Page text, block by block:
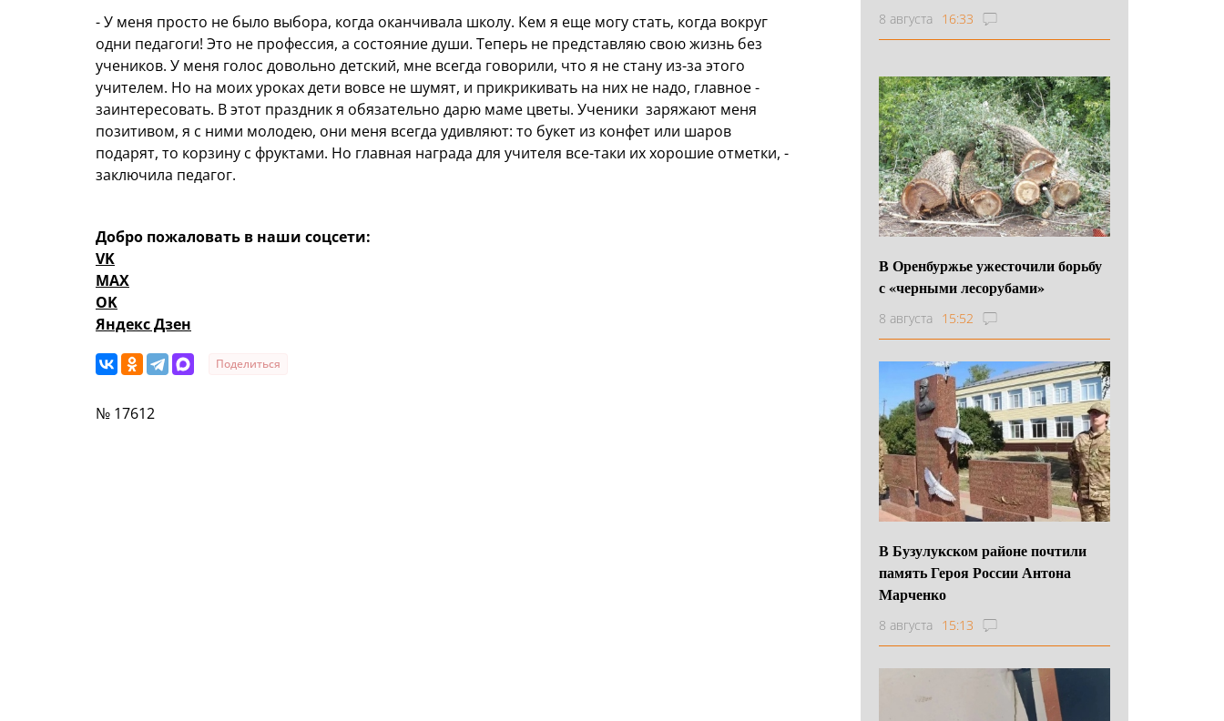
- У меня просто не было выбора, когда оканчивала школу. Кем я еще могу стать, когда вокруг
одни педагоги! Это не профессия, а состояние души. Теперь не представляю свою жизнь без
учеников. У меня голос довольно детский, мне всегда говорили, что я не стану из-за этого
учителем. Но на моих уроках дети вовсе не шумят, и прикрикивать на них не надо, главное -
заинтересовать. В этот праздник я обязательно дарю маме цветы. Ученики заряжают меня
позитивом, я с ними молодею, они меня всегда удивляют: то букет из конфет или шаров
подарят, то корзину с фруктами. Но главная награда для учителя все-таки их хорошие отметки, -
заключила педагог.
Добро пожаловать в наши соцсети:
VK
MAX
OK
Яндекс Дзен
Поделиться
№ 17612
8 августа 16:33
В Оренбуржье ужесточили борьбу
с «черными лесорубами»
8 августа 15:52
В Бузулукском районе почтили
память Героя России Антона
Марченко
8 августа 15:13